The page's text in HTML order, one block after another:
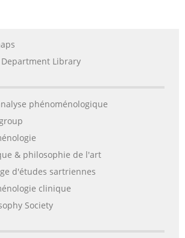
Library
phénoménologique
& philosophie de l'art
d'études sartriennes
clinique
Society